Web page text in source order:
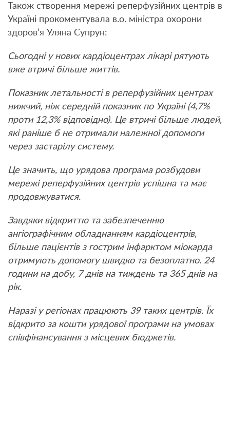
Також створення мережі реперфузійних центрів в
Україні прокоментувала в.о. міністра охорони
здоров’я Уляна Супрун:
Сьогодні у нових кардіоцентрах лікарі рятують
вже втричі більше життів.
Показник летальності в реперфузійних центрах
нижчий, ніж середній показник по Україні (4,7%
проти 12,3% відповідно). Це втричі більше людей,
які раніше б не отримали належної допомоги
через застарілу систему.
Це значить, що урядова програма розбудови
мережі реперфузійних центрів успішна та має
продовжуватися.
Завдяки відкриттю та забезпеченню
ангіографічним обладнанням кардіоцентрів,
більше пацієнтів з гострим інфарктом міокарда
отримують допомогу швидко та безоплатно. 24
години на добу, 7 днів на тиждень та 365 днів на
рік.
Наразі у регіонах працюють 39 таких центрів. Їх
відкрито за кошти урядової програми на умовах
співфінансування з місцевих бюджетів.